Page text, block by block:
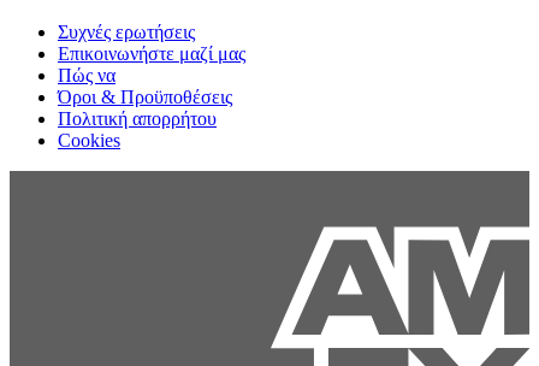
Συχνές ερωτήσεις
Επικοινωνήστε μαζί μας
Πώς να
Όροι & Προϋποθέσεις
Πολιτική απορρήτου
Cookies